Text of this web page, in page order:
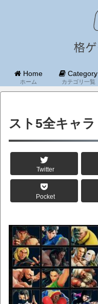
Home
ホーム
Category
カテゴリ一覧
スト5全キャラ
Twitter
Pocket